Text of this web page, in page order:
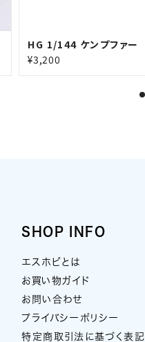
HG 1/144 ケンプファー
¥3,200
SHOP INFO
エスホビとは
お買い物ガイド
お問い合わせ
プライバシーポリシー
特定商取引法に基づく表記